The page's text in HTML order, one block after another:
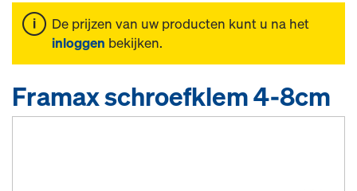
De prijzen van uw producten kunt u na het
inloggen bekijken.
Framax schroefklem 4-8cm